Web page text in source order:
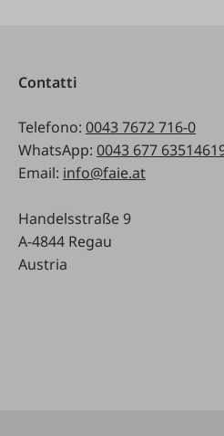
Contatti
Telefono: 0043 7672 716-0
WhatsApp: 0043 677
Email: info@faie.at
Handelsstraße 9
A-4844 Regau
Austria